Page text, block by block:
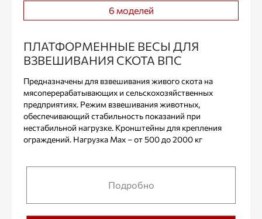
6 моделей
ПЛАТФОРМЕННЫЕ ВЕСЫ ДЛЯ
ВЗВЕШИВАНИЯ СКОТА ВПС
Предназначены для взвешивания живого скота на
мясоперерабатывающих и сельскохозяйственных
предприятиях. Режим взвешивания животных,
обеспечивающий стабильность показаний при
нестабильной нагрузке. Кронштейны для крепления
ограждений. Нагрузка Max – от 500 до 2000 кг
Подробно